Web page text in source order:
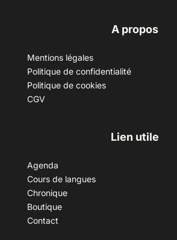
A propos
Mentions légales
Politique de confidentialité
Politique de cookies
CGV
Lien utile
Agenda
Cours de langues
Chronique
Boutique
Contact